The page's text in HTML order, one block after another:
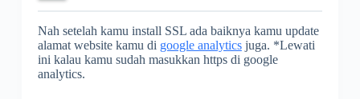
Nah setelah kamu install SSL ada baiknya kamu update
alamat website kamu di google analyticsjuga. *Lewati
ini kalau kamu sudah masukkan https di google
analytics.